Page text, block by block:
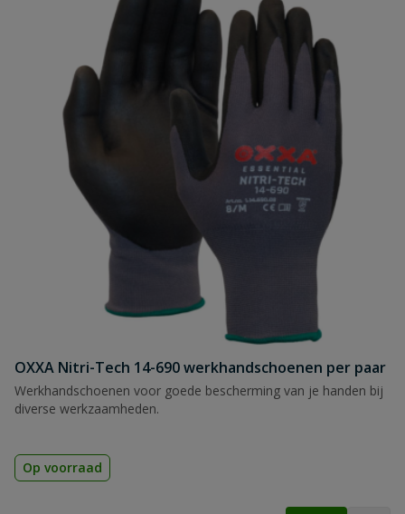
OXXA Nitri-Tech 14-690 werkhandschoenen per paar
Werkhandschoenen voor goede bescherming van je handen bij
diverse werkzaamheden.
Op voorraad